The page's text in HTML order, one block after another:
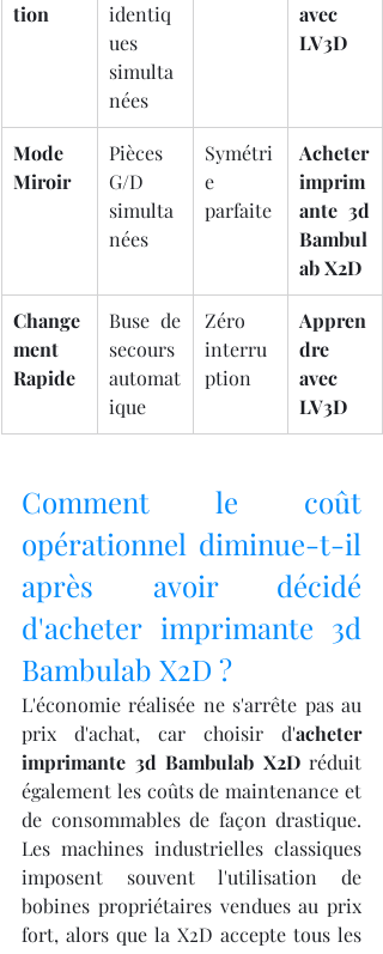
tion
identiq
ues
simulta
nées
avec
LV3D
Mode
Miroir
Pièces
G/D
simulta
nées
Symétri
e
parfaite
Acheter
imprim
ante 3d
Bambul
ab X2D
Change
ment
Rapide
Buse de
secours
automat
ique
Zéro
interru
ption
Appren
dre
avec
LV3D
Comment le coût
opérationnel diminue-t-il
après avoir décidé
d'acheter imprimante 3d
Bambulab X2D ?
L'économie réalisée ne s'arrête pas au
prix d'achat, car choisir d'acheter
imprimante 3d Bambulab X2D réduit
également les coûts de maintenance et
de consommables de façon drastique.
Les machines industrielles classiques
imposent souvent l'utilisation de
bobines propriétaires vendues au prix
fort, alors que la X2D accepte tous les